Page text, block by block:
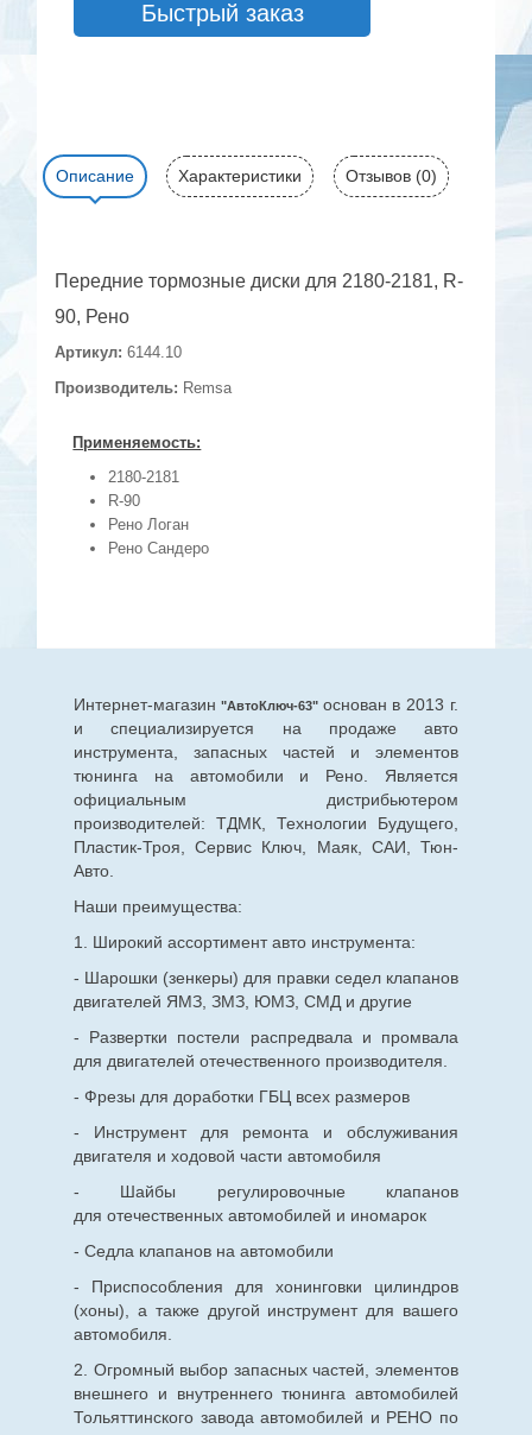
Быстрый заказ
Описание Характеристики Отзывов (0)
Передние тормозные диски для 2180-2181, R-
90, Рено
Артикул:6144.10
Производитель: Remsa
Применяемость:
2180-2181
R-90
Рено Логан
Рено Сандеро
Интернет-магазин "АвтоКлюч-63" основан в 2013 г.
и специализируется на продаже авто
инструмента, запасных частей и элементов
тюнинга на автомобили и Рено. Является
официальным дистрибьютером
производителей: ТДМК, Технологии Будущего,
Пластик-Троя, Сервис Ключ, Маяк, САИ, Тюн-
Авто.
Наши преимущества:
1. Широкий ассортимент авто инструмента:
- Шарошки (зенкеры) для правки седел клапанов
двигателей ЯМЗ, ЗМЗ, ЮМЗ, СМД и другие
- Развертки постели распредвала и промвала
для двигателей отечественного производителя.
- Фрезы для доработки ГБЦ всех размеров
- Инструмент для ремонта и обслуживания
двигателя и ходовой части автомобиля
- Шайбы регулировочные клапанов
для отечественныхавтомобилей и иномарок
- Седла клапанов на автомобили
- Приспособления для хонинговки цилиндров
(хоны), а также другой инструмент для вашего
автомобиля.
2. Огромный выбор запасных частей, элементов
внешнего и внутреннего тюнинга автомобилей
Тольяттинского завода автомобилей и РЕНО по